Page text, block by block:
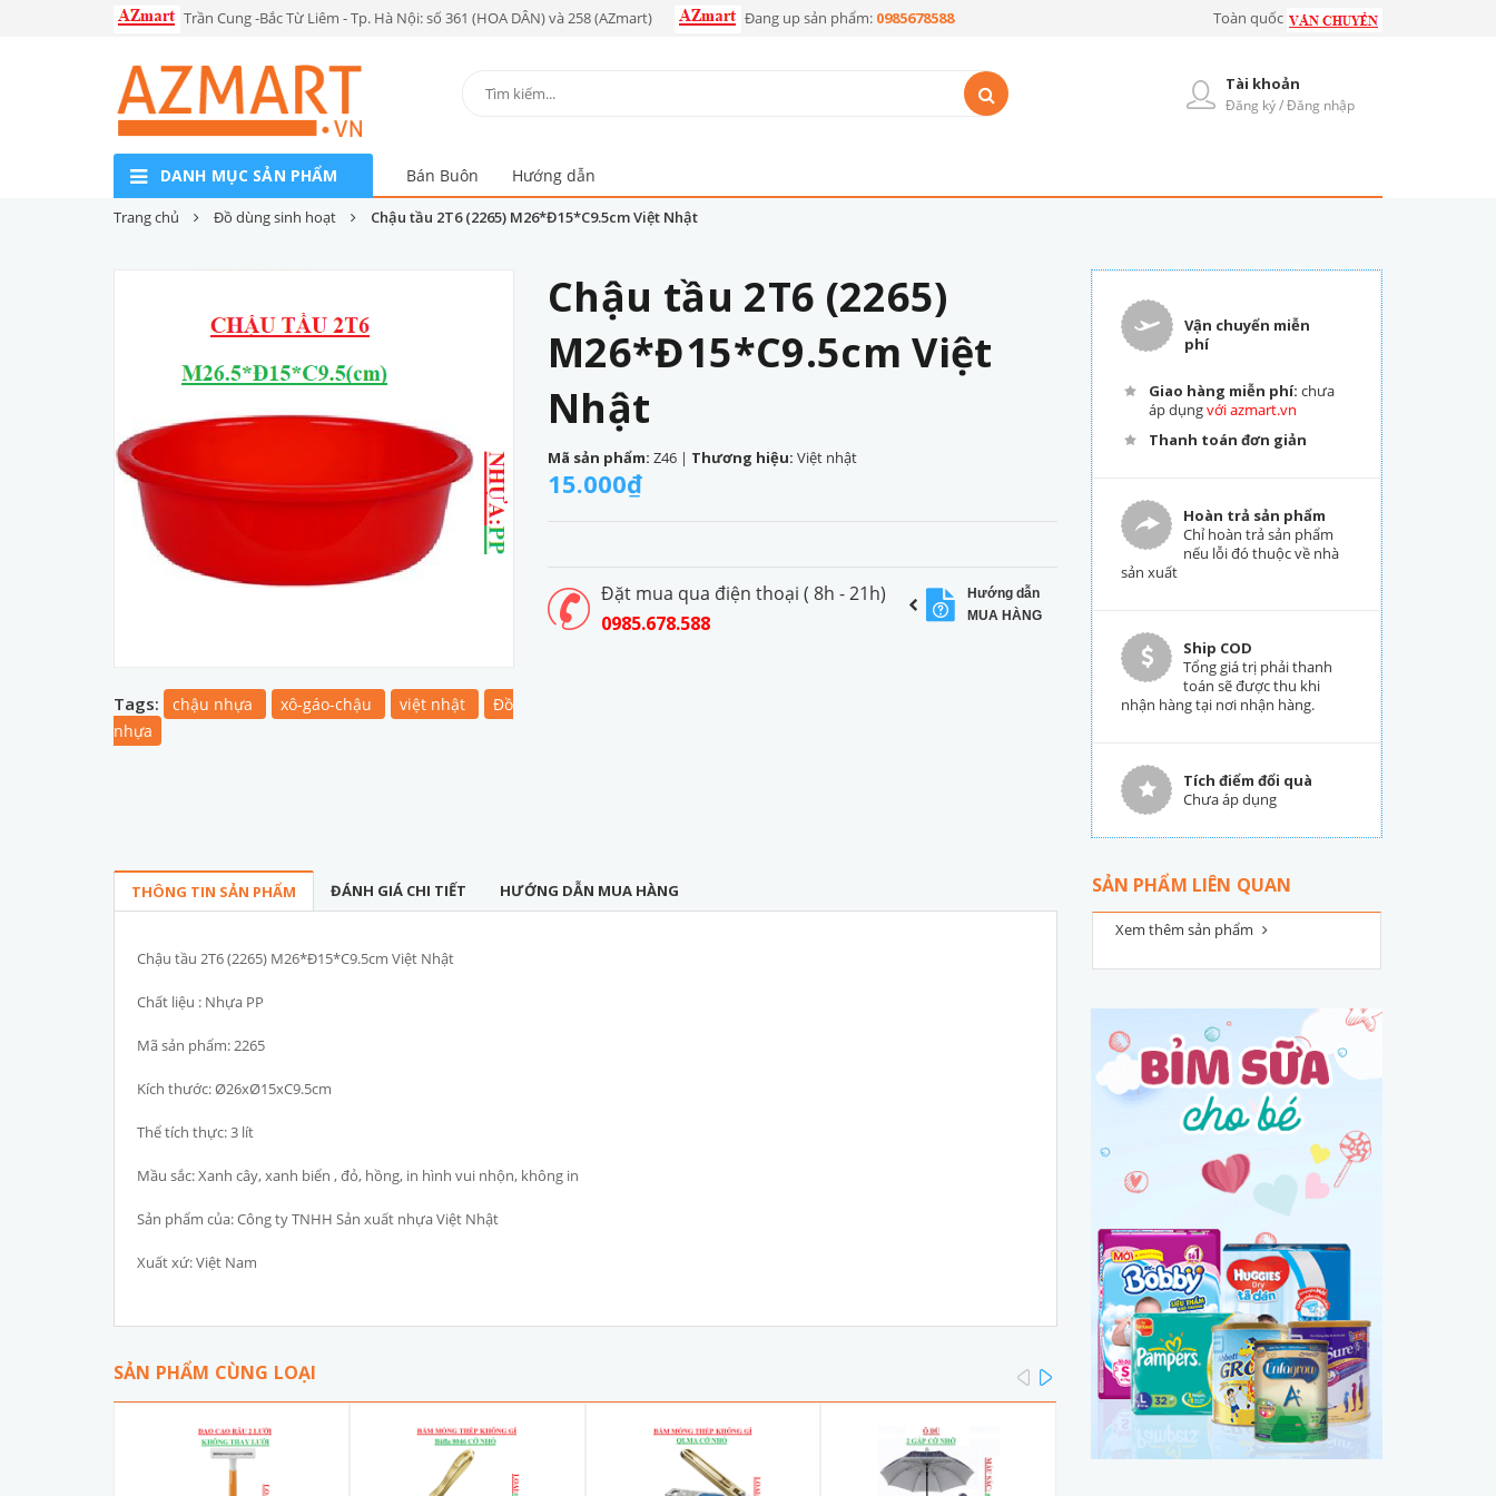
Trần Cung -Bắc Từ Liêm - Tp. Hà Nội: số 361 (HOA DÂN) và 258 (AZmart) Đang up sản phẩm: 0985678588 Toàn quốc
Tài khoản
Đăng ký / Đăng nhập
DANH MỤC SẢN PHẨM Bán Buôn Hướng dẫn
Trang chủ Đồ dùng sinh hoạt Chậu tầu 2T6 (2265) M26*Đ15*C9.5cm Việt Nhật
Tags: chậu nhựa xô-gáo-chậu việt nhật
Đồ
nhựa
Chậu tầu 2T6 (2265)
M26*Đ15*C9.5cm Việt
Nhật
Mã sản phẩm: Z46 | Thương hiệu: Việt nhật
15.000₫
Đặt mua qua điện thoại ( 8h - 21h)
0985.678.588
Hướng dẫn
MUA HÀNG
Vận chuyển miễn
phí
Giao hàng miễn phí: chưa
áp dụngvới azmart.vn
Thanh toán đơn giản
Hoàn trả sản phẩm
Chỉ hoàn trả sản phẩm
nếu lỗi đó thuộc về nhà
sản xuất
Ship COD
Tổng giá trị phải thanh
toán sẽ được thu khi
nhận hàng tại nơi nhận hàng.
Tích điểm đổi quà
Chưa áp dụng
THÔNG TIN SẢN PHẨM ĐÁNH GIÁ CHI TIẾT HƯỚNG DẪN MUA HÀNG
Chậu tầu 2T6 (2265) M26*Đ15*C9.5cm Việt Nhật
Chất liệu : Nhựa PP
Mã sản phẩm: 2265
Kích thước: Ø26xØ15xC9.5cm
Thể tích thực: 3 lít
Mầu sắc: Xanh cây, xanh biển , đỏ, hồng, in hình vui nhộn, không in
Sản phẩm của: Công ty TNHH Sản xuất nhựa Việt Nhật
Xuất xứ: Việt Nam
SẢN PHẨM CÙNG LOẠI prev
SẢN PHẨM LIÊN QUAN
Xem thêm sản phẩm